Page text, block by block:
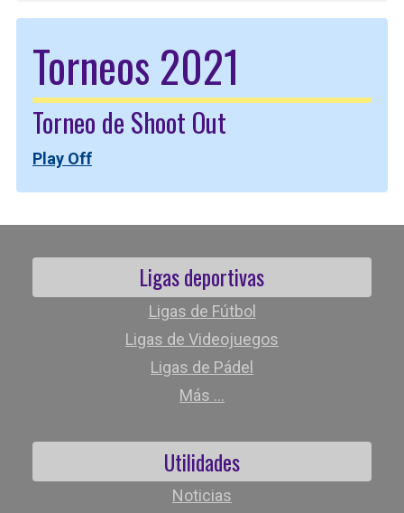
Torneos 2021
Torneo de Shoot Out
Play Off
Ligas deportivas
Ligas de Fútbol
Ligas de Videojuegos
Ligas de Pádel
Más ...
Utilidades
Noticias